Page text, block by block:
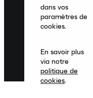
dans vos
paramètres de
cookies.
En savoir plus
via notre
politique de
cookies.